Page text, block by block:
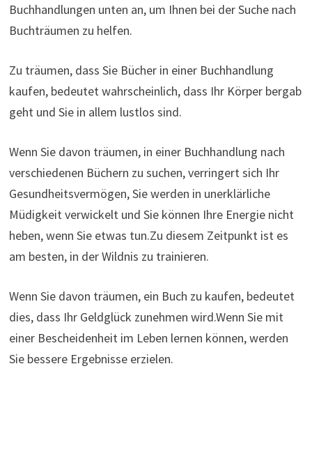
Buchhandlungen unten an, um Ihnen bei der Suche nach
Buchträumen zu helfen.
Zu träumen, dass Sie Bücher in einer Buchhandlung
kaufen, bedeutet wahrscheinlich, dass Ihr Körper bergab
geht und Sie in allem lustlos sind.
Wenn Sie davon träumen, in einer Buchhandlung nach
verschiedenen Büchern zu suchen, verringert sich Ihr
Gesundheitsvermögen, Sie werden in unerklärliche
Müdigkeit verwickelt und Sie können Ihre Energie nicht
heben, wenn Sie etwas tun.Zu diesem Zeitpunkt ist es
am besten, in der Wildnis zu trainieren.
Wenn Sie davon träumen, ein Buch zu kaufen, bedeutet
dies, dass Ihr Geldglück zunehmen wird.Wenn Sie mit
einer Bescheidenheit im Leben lernen können, werden
Sie bessere Ergebnisse erzielen.